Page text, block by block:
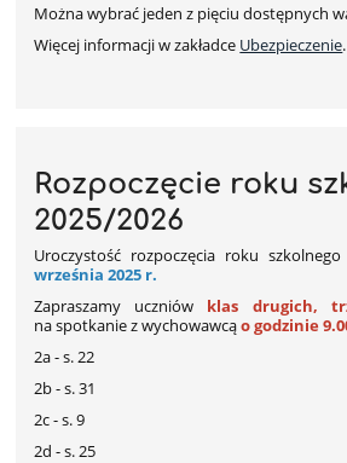
Można wybrać jeden z pięciu dostępnych
Więcej informacji w zakładce Ubezpieczenie.
Rozpoczęcie roku
2025/2026
Uroczystość rozpoczęcia roku
września 2025 r.
Zapraszamy uczniów klas drugich,
na spotkanie z wychowawcąo godzinie
2a - s. 22
2b - s. 31
2c - s. 9
2d - s. 25